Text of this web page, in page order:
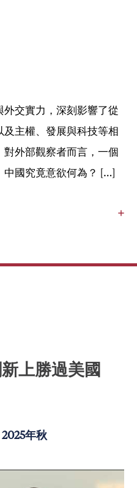
交實力，深刻影響了從
及主權、發展與科技等相
外部觀察者而言，一個
國究竟意欲何為？ […]
上勝過美國
年秋